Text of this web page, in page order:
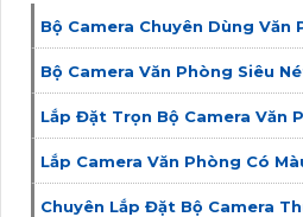
Bộ Camera Chuyên Dùng Văn
Bộ Camera Văn Phòng Siêu
Lắp Đặt Trọn Bộ Camera Văn
Lắp Camera Văn Phòng Có
Chuyên Lắp Đặt Bộ Camera